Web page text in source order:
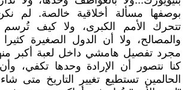
بوصفها مسألة أخلاقية خالصة. لم
تتحرك الأمم الكبرى، ولا كيف تُرسم
والمصالح، ولا أن الدول الصغيرة
مجرد تفصيل هامشي داخل لعبة أكبر
كنا نتصور أن الإرادة وحدها تكفي،
الحالمين تستطيع تغيير التاريخ متى